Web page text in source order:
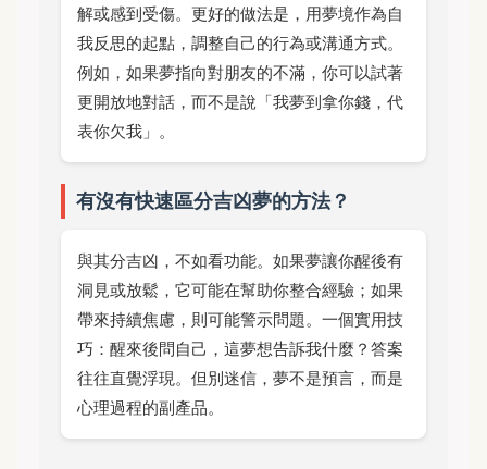
解或感到受傷。更好的做法是，用夢境作為自
我反思的起點，調整自己的行為或溝通方式。
例如，如果夢指向對朋友的不滿，你可以試著
更開放地對話，而不是說「我夢到拿你錢，代
表你欠我」。
有沒有快速區分吉凶夢的方法？
與其分吉凶，不如看功能。如果夢讓你醒後有
洞見或放鬆，它可能在幫助你整合經驗；如果
帶來持續焦慮，則可能警示問題。一個實用技
巧：醒來後問自己，這夢想告訴我什麼？答案
往往直覺浮現。但別迷信，夢不是預言，而是
心理過程的副產品。